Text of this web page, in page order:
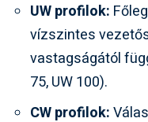
UW profilok:
vízszintes
vastagságától
75, UW 100).
CW profilok: